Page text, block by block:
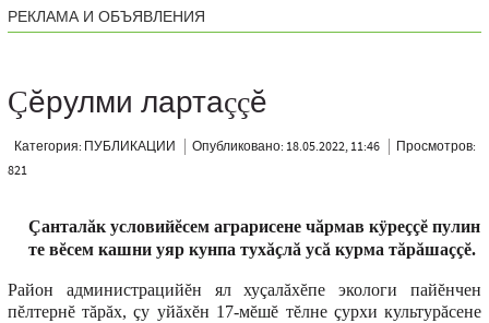
РЕКЛАМА И ОБЪЯВЛЕНИЯ
Çĕрулми лартаççĕ
Категория: ПУБЛИКАЦИИ Опубликовано: 18.05.2022, 11:46
Просмотров:
821
Çанталăк условийĕсем аграрисене чăрмав кÿреççĕ пулин
те вĕсем кашни уяр кунпа тухăçлă усă курма тăрăшаççĕ.
Район администрацийĕн ял хуçалăхĕпе экологи пайĕнчен
пĕлтернĕ тăрăх, çу уйăхĕн 17-мĕшĕ тĕлне çурхи культурăсене